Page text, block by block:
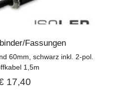
Fassungen
60mm, schwarz inkl. 2-pol.
1,5m
17,40